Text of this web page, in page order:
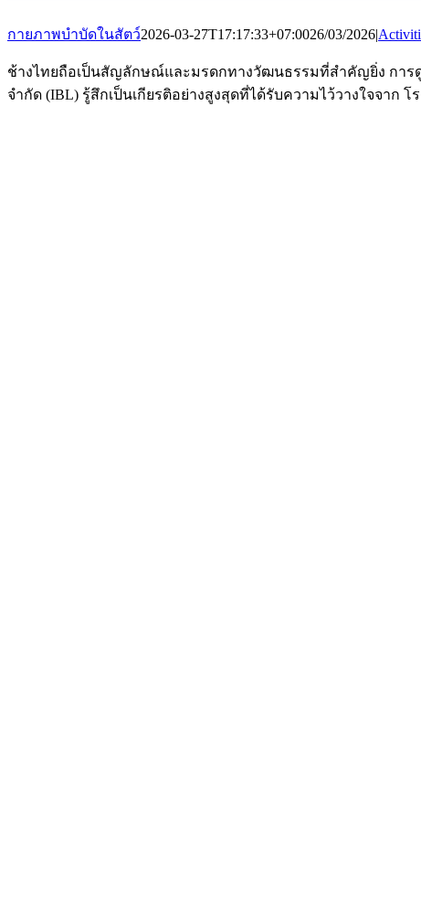
กายภาพบำบัดในสัตว์2026-03-27T17:17:33+07:0026/03/2026|
ช้างไทยถือเป็นสัญลักษณ์และมรดกทางวัฒนธรรมที่สำคัญยิ่ง การ
จำกัด (IBL) รู้สึกเป็นเกียรติอย่างสูงสุดที่ได้รับความไว้วางใจจาก